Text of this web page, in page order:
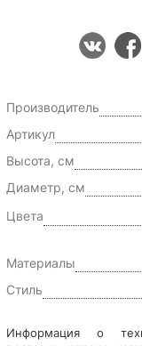
Производитель
Артикул
Высота, см
Диаметр, см
Цвета
Материалы
Стиль
Информация о технических характеристиках, комплекте